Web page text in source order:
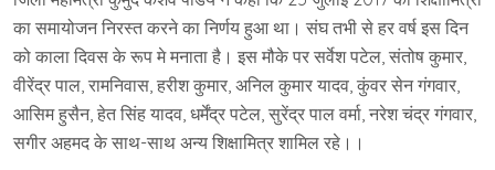
का समायोजन निरस्त करने का निर्णय हुआ था। संघ तभी से हर वर्ष इस दिन
को काला दिवस के रूप मे मनाता है। इस मौके पर सर्वेश पटेल, संतोष कुमार,
वीरेंद्र पाल, रामनिवास, हरीश कुमार, अनिल कुमार यादव, कुंवर सेन गंगवार,
आसिम हुसैन, हेत सिंह यादव, धर्मेंद्र पटेल, सुरेंद्र पाल वर्मा, नरेश चंद्र गंगवार,
सगीर अहमद के साथ-साथ अन्य शिक्षामित्र शामिल रहे।।